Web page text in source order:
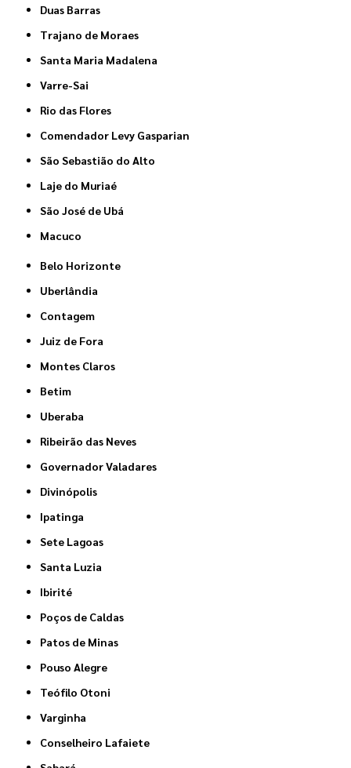
Duas Barras
Trajano de Moraes
Santa Maria Madalena
Varre-Sai
Rio das Flores
Comendador Levy Gasparian
São Sebastião do Alto
Laje do Muriaé
São José de Ubá
Macuco
Belo Horizonte
Uberlândia
Contagem
Juiz de Fora
Montes Claros
Betim
Uberaba
Ribeirão das Neves
Governador Valadares
Divinópolis
Ipatinga
Sete Lagoas
Santa Luzia
Ibirité
Poços de Caldas
Patos de Minas
Pouso Alegre
Teófilo Otoni
Varginha
Conselheiro Lafaiete